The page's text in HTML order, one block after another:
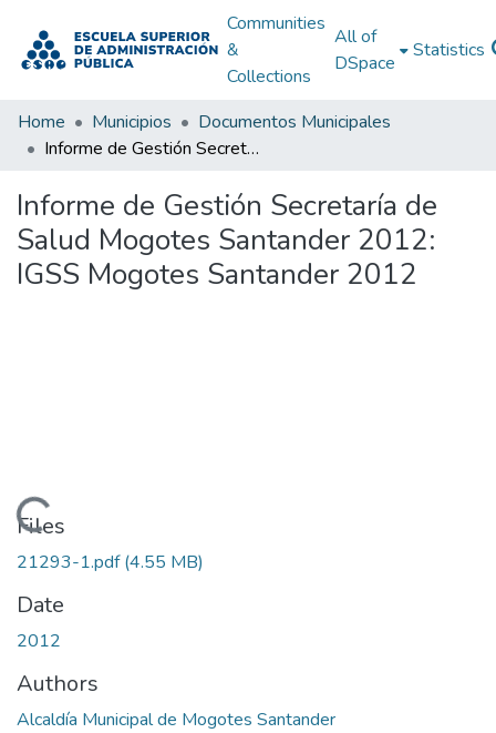
Communities
&
Collections
All of
DSpace
Statistics
Home Municipios
Documentos Municipales
Informe de Gestión Secretaría de Salud Mogotes Santander 2012: IGSS Mogotes Santander 2012
Informe de Gestión Secretaría de
Salud Mogotes Santander 2012:
IGSS Mogotes Santander 2012
Loading...
Files
21293-1.pdf(4.55 MB)
Date
2012
Authors
Alcaldía Municipal de Mogotes Santander